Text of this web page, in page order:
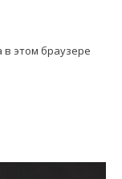
в этом браузере